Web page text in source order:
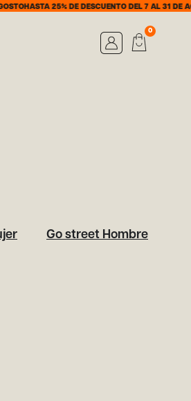
HASTA 25% DE DESCUENTO DEL 7 AL 31 DE
0
Go street Hombre